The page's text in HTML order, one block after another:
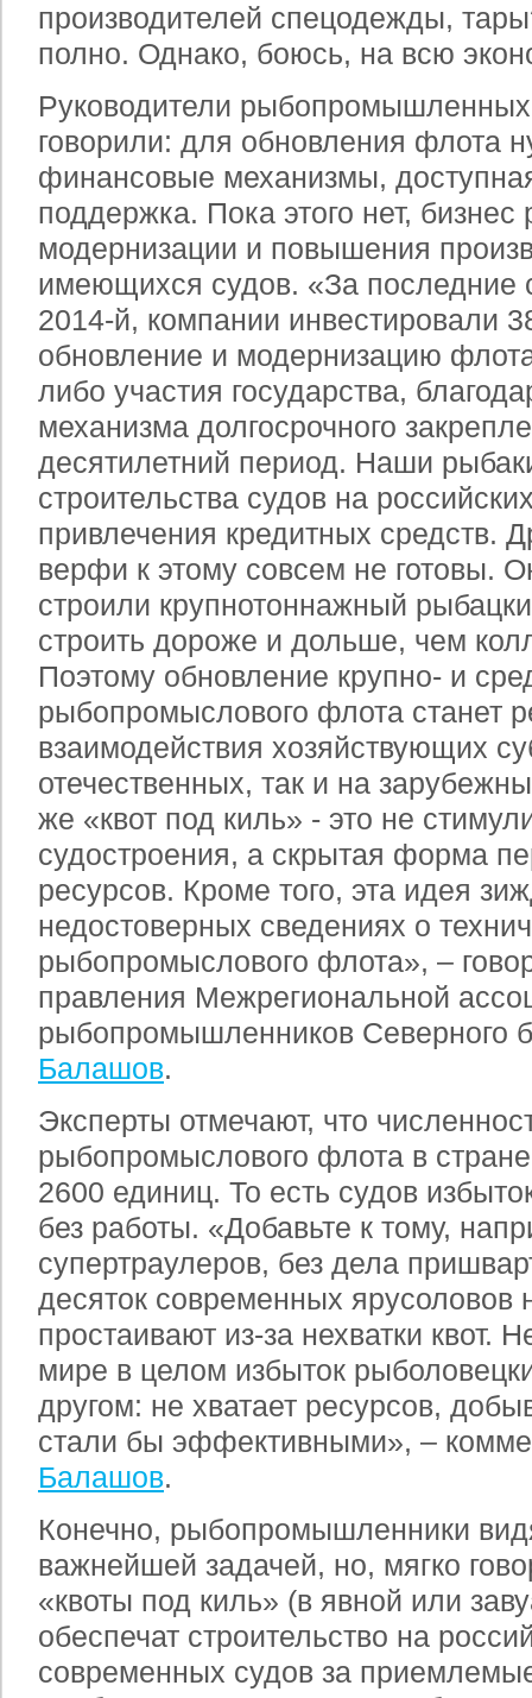
производителей спецодежды,
полно. Однако, боюсь, на всю
Руководители
говорили: для обновления флота
финансовые механизмы,
поддержка. Пока этого нет, бизнес
модернизации и повышения
имеющихся судов. «За последние
2014-й, компании инвестировали
обновление и модернизацию
либо участия государства,
механизма долгосрочного
десятилетний период. Наши
строительства судов на
привлечения кредитных средств.
верфи к этому совсем не готовы.
строили крупнотоннажный
строить дороже и дольше, чем
Поэтому обновление крупно- и
рыбопромыслового флота станет
взаимодействия хозяйствующих
отечественных, так и на
же «квот под киль» - это не
судостроения, а скрытая форма
ресурсов. Кроме того, эта идея
недостоверных сведениях о
рыбопромыслового флота», –
правления Межрегиональной
рыбопромышленников Северного
Балашов.
Эксперты отмечают, что
рыбопромыслового флота в стране
2600 единиц. То есть судов
без работы. «Добавьте к тому,
супертраулеров, без дела
десяток современных ярусоловов
простаивают из-за нехватки квот.
мире в целом избыток
другом: не хватает ресурсов,
стали бы эффективными», –
Балашов.
Конечно, рыбопромышленники
важнейшей задачей, но, мягко
«квоты под киль» (в явной или
обеспечат строительство на
современных судов за